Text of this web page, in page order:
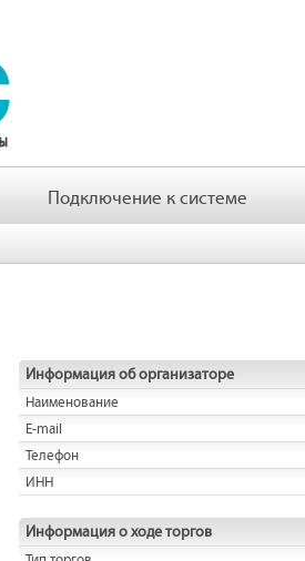
Подключение к системе
Информация об организаторе
Наименование
E-mail
Телефон
ИНН
Информация о ходе торгов